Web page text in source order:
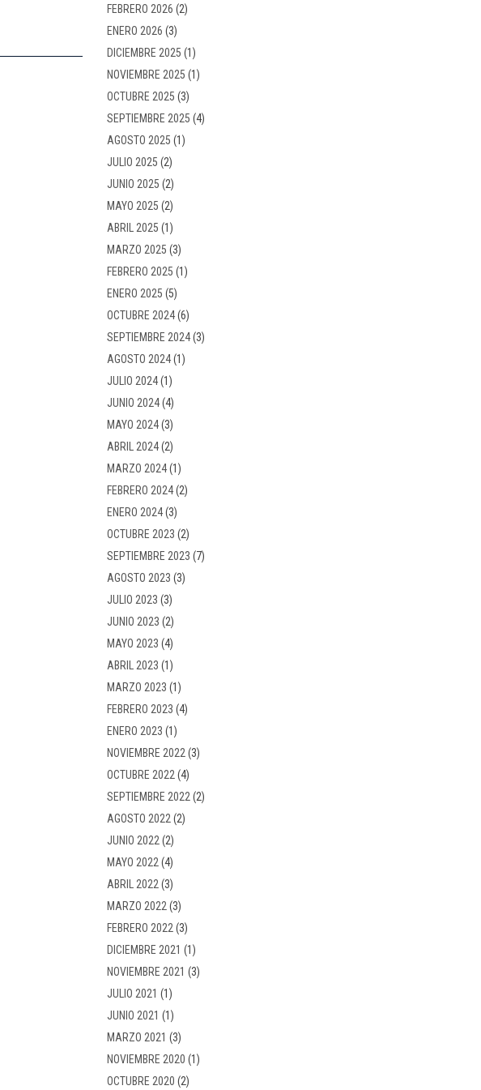
FEBRERO 2026 (2)
ENERO 2026 (3)
DICIEMBRE 2025 (1)
NOVIEMBRE 2025 (1)
OCTUBRE 2025 (3)
SEPTIEMBRE 2025 (4)
AGOSTO 2025 (1)
JULIO 2025 (2)
JUNIO 2025 (2)
MAYO 2025 (2)
ABRIL 2025 (1)
MARZO 2025 (3)
FEBRERO 2025 (1)
ENERO 2025 (5)
OCTUBRE 2024(6)
SEPTIEMBRE 2024(3)
AGOSTO 2024(1)
JULIO 2024(1)
JUNIO 2024(4)
MAYO 2024(3)
ABRIL 2024(2)
MARZO 2024(1)
FEBRERO 2024(2)
ENERO 2024(3)
OCTUBRE 2023 (2)
SEPTIEMBRE 2023 (7)
AGOSTO 2023 (3)
JULIO 2023 (3)
JUNIO 2023 (2)
MAYO 2023 (4)
ABRIL 2023 (1)
MARZO 2023 (1)
FEBRERO 2023 (4)
ENERO 2023 (1)
NOVIEMBRE 2022 (3)
OCTUBRE 2022 (4)
SEPTIEMBRE 2022 (2)
AGOSTO 2022 (2)
JUNIO 2022 (2)
MAYO 2022 (4)
ABRIL 2022 (3)
MARZO 2022 (3)
FEBRERO 2022 (3)
DICIEMBRE 2021 (1)
NOVIEMBRE 2021 (3)
JULIO 2021 (1)
JUNIO 2021 (1)
MARZO 2021 (3)
NOVIEMBRE 2020 (1)
OCTUBRE 2020 (2)